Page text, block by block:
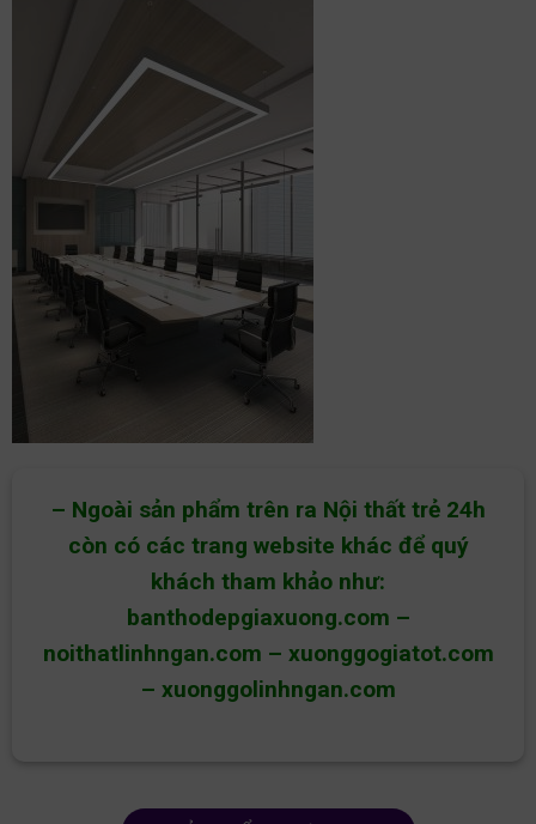
– Ngoài sản phẩm trên ra Nội thất trẻ 24h
còn có các trang website khác để quý
khách tham khảo như:
banthodepgiaxuong.com –
noithatlinhngan.com – xuonggogiatot.com
– xuonggolinhngan.com